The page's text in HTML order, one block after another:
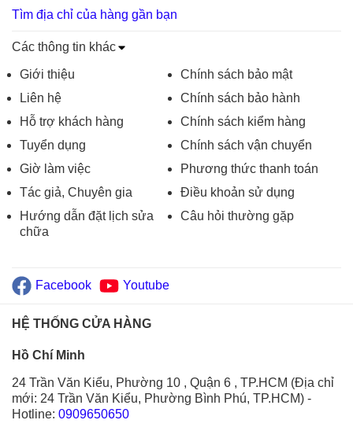
Tìm địa chỉ của hàng gần bạn
Các thông tin khác
Giới thiệu
Liên hệ
Hỗ trợ khách hàng
Tuyển dụng
Giờ làm việc
Tác giả, Chuyên gia
Hướng dẫn đặt lịch sửa
chữa
Chính sách bảo mật
Chính sách bảo hành
Chính sách kiểm hàng
Chính sách vận chuyển
Phương thức thanh toán
Điều khoản sử dụng
Câu hỏi thường gặp
Facebook Youtube
HỆ THỐNG CỬA HÀNG
Hồ Chí Minh
24 Trần Văn Kiểu, Phường 10 , Quận 6 , TP.HCM (Địa chỉ
mới: 24 Trần Văn Kiểu, Phường Bình Phú, TP.HCM) -
Hotline: 0909650650